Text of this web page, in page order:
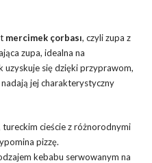
mercimek çorbası, czyli zupa z
zupa, idealna na
uzyskuje się dzięki przyprawom,
jej charakterystyczny
tureckim cieście z różnorodnymi
pizzę.
kebabu serwowanym na